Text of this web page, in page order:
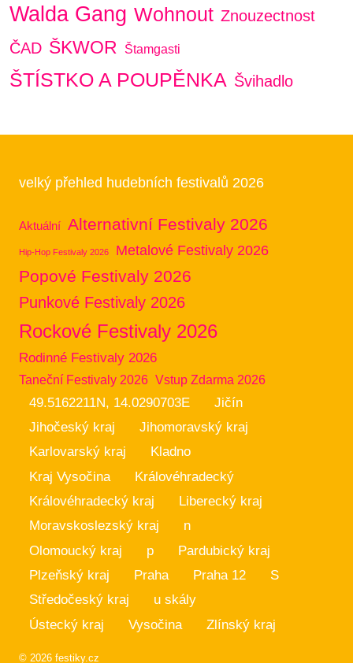
Walda Gang Wohnout Znouzectnost
ČAD ŠKWOR Štamgasti
ŠTÍSTKO A POUPĚNKA Švihadlo
velký přehled hudebních festivalů 2026
Aktuální Alternativní Festivaly 2026
Hip-Hop Festivaly 2026 Metalové Festivaly 2026
Popové Festivaly 2026
Punkové Festivaly 2026
Rockové Festivaly 2026
Rodinné Festivaly 2026
Taneční Festivaly 2026 Vstup Zdarma 2026
49.5162211N, 14.0290703E
Jičín
Jihočeský kraj
Jihomoravský kraj
Karlovarský kraj
Kladno
Kraj Vysočina
Královéhradecký
Královéhradecký kraj
Liberecký kraj
Moravskoslezský kraj
n
Olomoucký kraj
p
Pardubický kraj
Plzeňský kraj
Praha Praha 12
S
Středočeský kraj
u skály
Ústecký kraj
Vysočina Zlínský kraj
© 2026 festiky.cz